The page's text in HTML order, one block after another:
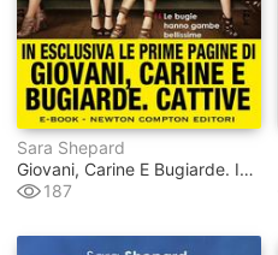
Sara Shepard
Giovani, Carine E Bugiarde. Incredibili
187